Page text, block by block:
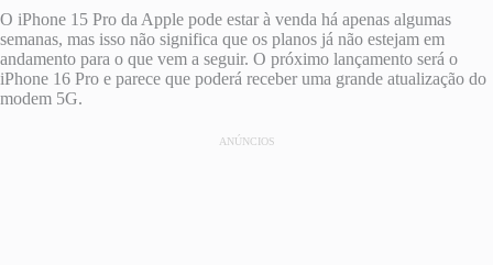
O iPhone 15 Pro da Apple pode estar à venda há apenas algumas
semanas, mas isso não significa que os planos já não estejam em
andamento para o que vem a seguir. O próximo lançamento será o
iPhone 16 Pro e parece que poderá receber uma grande atualização do
modem 5G.
ANÚNCIOS